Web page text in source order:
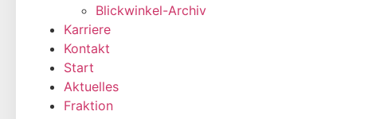
Blickwinkel-Archiv
Karriere
Kontakt
Start
Aktuelles
Fraktion